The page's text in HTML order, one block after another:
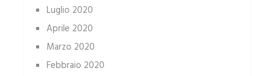
Luglio 2020
Aprile 2020
Marzo 2020
Febbraio 2020